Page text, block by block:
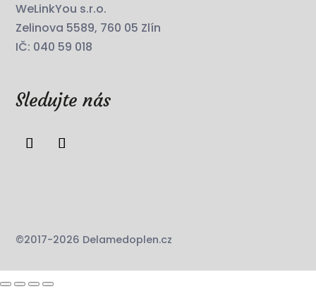
WeLinkYou s.r.o.
Zelinova 5589, 760 05 Zlín
IČ: 040 59 018
Sledujte nás
©2017-2026 Delamedoplen.cz